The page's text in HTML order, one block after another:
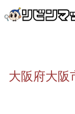
大阪府大